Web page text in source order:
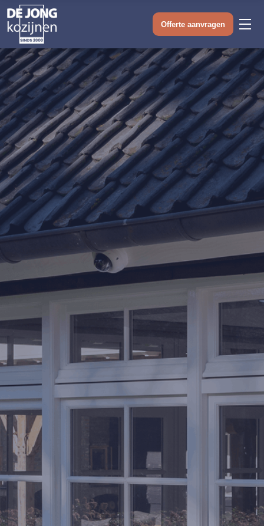
Offerte aanvragen